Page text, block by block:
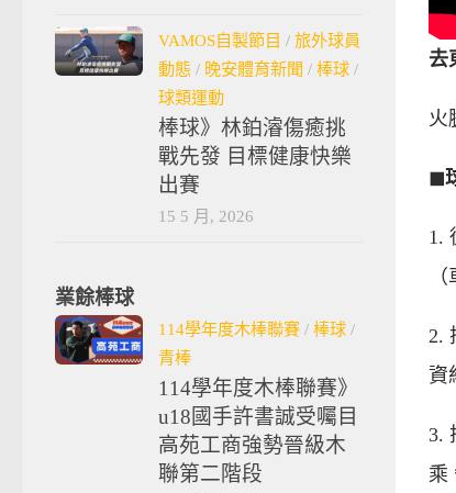
去
火
◼︎
1.
2.
資
3.
乘
VAMOS自製節目 / 旅外球員
動態 / 晚安體育新聞 / 棒球 /
球類運動
棒球》林鉑濬傷癒挑
戰先發 目標健康快樂
出賽
15 5 月, 2026
業餘棒球
114學年度木棒聯賽 / 棒球 /
青棒
114學年度木棒聯賽》
u18國手許書誠受囑目
高苑工商強勢晉級木
聯第二階段